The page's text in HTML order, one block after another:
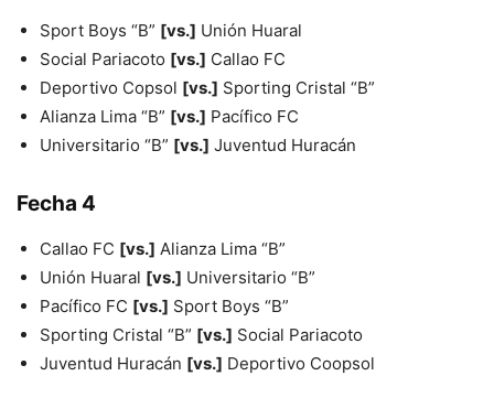
Sport Boys “B” [vs.] Unión Huaral
Social Pariacoto [vs.] Callao FC
Deportivo Copsol [vs.] Sporting Cristal “B”
Alianza Lima “B” [vs.] Pacífico FC
Universitario “B” [vs.] Juventud Huracán
Fecha 4
Callao FC [vs.] Alianza Lima “B”
Unión Huaral [vs.] Universitario “B”
Pacífico FC [vs.] Sport Boys “B”
Sporting Cristal “B” [vs.] Social Pariacoto
Juventud Huracán [vs.] Deportivo Coopsol